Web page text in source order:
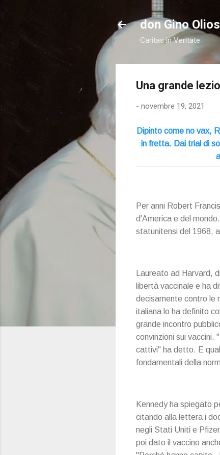
don Gino
Caritas in Veritate
Una grande
- novembre 19, 2021
Dipinto come no vax,
in fretta. Dai trial di
Per anni Robert
d'America e del
statunitensi del 1968,
Laureato ad Harvard,
libertà vaccinale e ha
decisamente contro le
italiana lo ha definito
grande incontro
convinzioni sui vaccini.
cattivi" ha detto. E
fondamentali della
Kennedy ha spiegato
citando alla lettera i
negli Stati Uniti e
poi dato il vaccino